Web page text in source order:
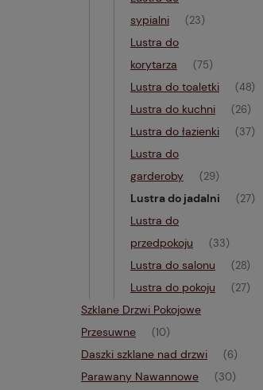
sypialni
(23)
Lustra do
korytarza
(75)
Lustra do toaletki (48)
Lustra do kuchni (26)
Lustra do łazienki (37)
Lustra do
garderoby
(29)
Lustra do jadalni (27)
Lustra do
przedpokoju
(33)
Lustra do salonu (28)
Lustra do pokoju (27)
Szklane Drzwi Pokojowe
Przesuwne
(10)
Daszki szklane nad drzwi (6)
Parawany Nawannowe (30)